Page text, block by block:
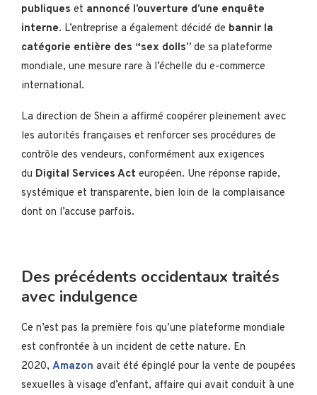
publiques et annoncé l’ouverture d’une enquête
interne. L’entreprise a également décidé de bannir la
catégorie entière des “sex dolls” de sa plateforme
mondiale, une mesure rare à l’échelle du e-commerce
international.
La direction de Shein a affirmé coopérer pleinement avec
les autorités françaises et renforcer ses procédures de
contrôle des vendeurs, conformément aux exigences
du Digital Services Act européen. Une réponse rapide,
systémique et transparente, bien loin de la complaisance
dont on l’accuse parfois.
Des précédents occidentaux traités
avec indulgence
Ce n’est pas la première fois qu’une plateforme mondiale
est confrontée à un incident de cette nature. En
2020, Amazon avait été épinglé pour la vente de poupées
sexuelles à visage d’enfant, affaire qui avait conduit à une